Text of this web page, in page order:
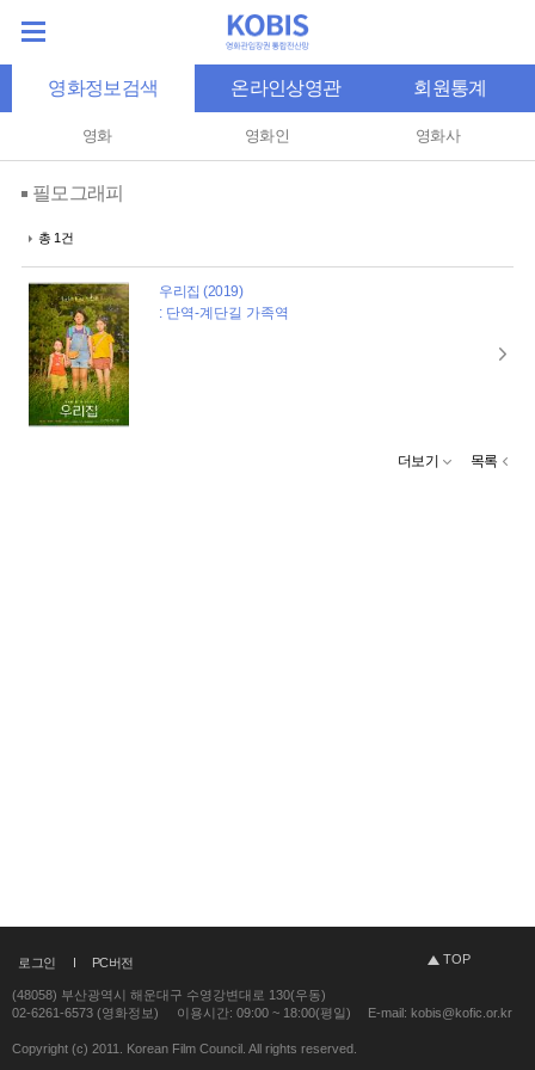
영화정보검색 온라인상영관 회원통계
영화 영화인 영화사
필모그래피
총 1건
우리집 (2019)
: 단역-계단길 가족역
더보기 목록
로그인 PC버전 TOP
(48058) 부산광역시 해운대구 수영강변대로 130(우동)
02-6261-6573 (영화정보)
이용시간: 09:00 ~ 18:00(평일) E-mail: kobis@kofic.or.kr
Copyright (c) 2011. Korean Film Council. All rights reserved.